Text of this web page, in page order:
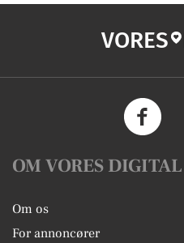
VORES
OM VORES DIGITAL
Om os
For annoncører